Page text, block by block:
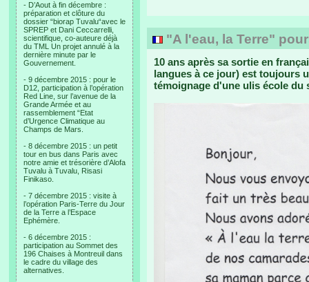
- D’Aout à fin décembre :
préparation et clôture du
dossier “biorap Tuvalu“avec le
SPREP et Dani Ceccarrelli,
scientifique, co-auteure déjà
du TML Un projet annulé à la
dernière minute par le
Gouvernement.
- 9 décembre 2015 : pour le
D12, participation à l’opération
Red Line, sur l’avenue de la
Grande Armée et au
rassemblement “Etat
d’Urgence Climatique au
Champs de Mars.
- 8 décembre 2015 : un petit
tour en bus dans Paris avec
notre amie et trésorière d’Alofa
Tuvalu à Tuvalu, Risasi
Finikaso.
- 7 décembre 2015 : visite à
l’opération Paris-Terre du Jour
de la Terre a l’Espace
Ephémère.
- 6 décembre 2015 :
participation au Sommet des
196 Chaises à Montreuil dans
le cadre du village des
alternatives.
"A l'eau, la Terre"
10 ans après sa sortie en
langues à ce jour) est toujours
témoignage d'une ulis école du